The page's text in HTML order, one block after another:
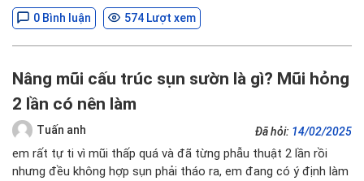
0 Bình luận 574 Lượt xem
Nâng mũi cấu trúc sụn sườn là gì? Mũi hỏng
2 lần có nên làm
Tuấn anh Đã hỏi: 14/02/2025
em rất tự ti vì mũi thấp quá và đã từng phẫu thuật 2 lần rồi
nhưng đều không hợp sụn phải tháo ra, em đang có ý định làm